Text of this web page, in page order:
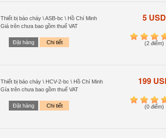
Thiết bị báo cháy \ ASB-bc \ Hồ Chí Minh
Giá trên chưa bao gồm thuế VAT
Đặt hàng Chi tiết
5 USD
1 2 3 4
(2 điểm)
Thiết bị báo cháy \ HCV-2-bc \ Hồ Chí Minh
Gía trên chưa bao gồm thuế VAT
Đặt hàng Chi tiết
199
1 2 3 4
(0 điểm)